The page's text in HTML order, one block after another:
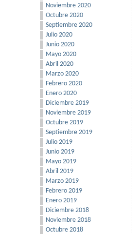
Noviembre 2020
Octubre 2020
Septiembre 2020
Julio 2020
Junio 2020
Mayo 2020
Abril 2020
Marzo 2020
Febrero 2020
Enero 2020
Diciembre 2019
Noviembre 2019
Octubre 2019
Septiembre 2019
Julio 2019
Junio 2019
Mayo 2019
Abril 2019
Marzo 2019
Febrero 2019
Enero 2019
Diciembre 2018
Noviembre 2018
Octubre 2018